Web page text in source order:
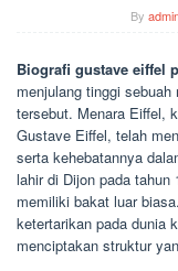
By
Biografi gustave eiffel
menjulang tinggi
tersebut. Menara Eiffel,
Gustave Eiffel, telah
serta kehebatannya
lahir di Dijon pada
memiliki bakat luar
ketertarikan pada dunia
menciptakan struktur